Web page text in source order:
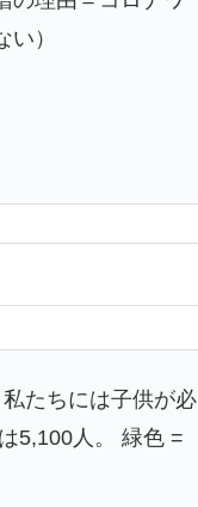
）
たちには子供が必
5,100人。 緑色 =